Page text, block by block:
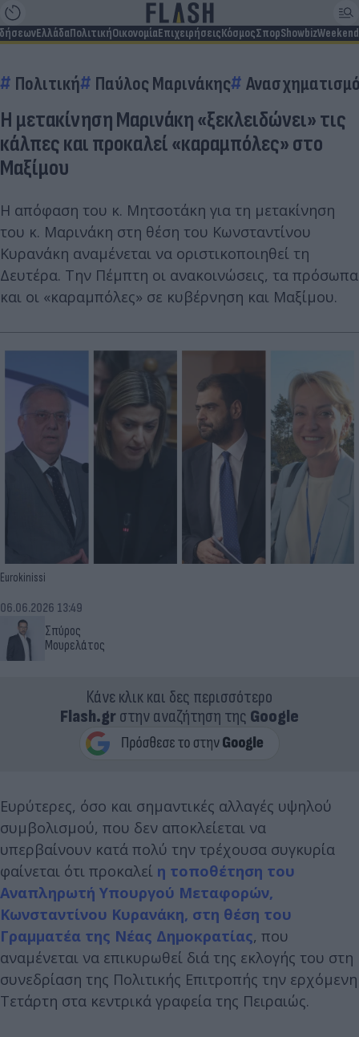
ΕλλάδαΠολιτικήΟικονομίαΕπιχειρήσειςΚόσμοςΣπορShowbizWeekend
Πολιτική Παύλος Μαρινάκης
H μετακίνηση Μαρινάκη «ξεκλειδώνει» τις
κάλπες και προκαλεί «καραμπόλες» στο
Μαξίμου
Η απόφαση του κ. Μητσοτάκη για τη μετακίνηση
του κ. Μαρινάκη στη θέση του Κωνσταντίνου
Κυρανάκη αναμένεται να οριστικοποιηθεί τη
Δευτέρα. Την Πέμπτη οι ανακοινώσεις, τα πρόσωπα
και οι «καραμπόλες» σε κυβέρνηση και Μαξίμου.
Eurokinissi
Σπύρος
Μουρελάτος
06.06.2026 13:49
Κάνε κλικ και δες περισσότερο
Flash.grστην αναζήτηση της Google
Ευρύτερες, όσο και σημαντικές αλλαγές υψηλού
συμβολισμού, που δεν αποκλείεται να
υπερβαίνουν κατά πολύ την τρέχουσα συγκυρία
φαίνεται ότι προκαλεί η τοποθέτηση του
Αναπληρωτή Υπουργού Μεταφορών,
Κωνσταντίνου Κυρανάκη, στη θέση του
Γραμματέα της Νέας Δημοκρατίας, που
αναμένεται να επικυρωθεί διά της εκλογής του στη
συνεδρίαση της Πολιτικής Επιτροπής την ερχόμενη
Τετάρτη στα κεντρικά γραφεία της Πειραιώς.